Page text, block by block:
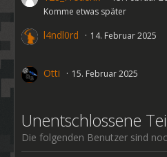
Komme etwas später
l4ndl0rd 14. Februar 2025
Otti 15. Februar 2025
Unentschlossene
Die folgenden Benutzer sind